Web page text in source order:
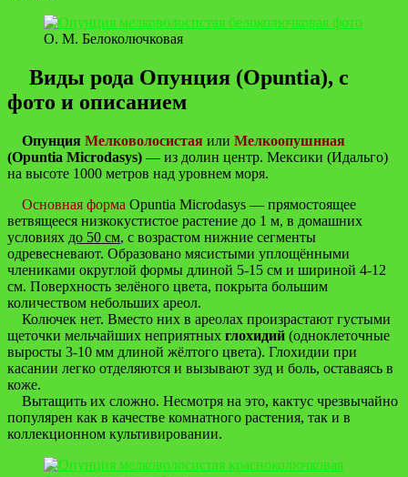
О. М. Белоколючковая
Виды рода Опунция (Opuntia), с
фото и описанием
Опунция Мелковолосистая или Мелкоопушнная
(Opuntia Microdasys) — из долин центр. Мексики (Идальго)
на высоте 1000 метров над уровнем моря.
Основная форма Opuntia Microdasys — прямостоящее
ветвящееся низкокустистое растение до 1 м, в домашних
условиях до 50 см, с возрастом нижние сегменты
одревесневают. Образовано мясистыми уплощёнными
члениками округлой формы длиной 5-15 см и шириной 4-12
см. Поверхность зелёного цвета, покрыта большим
количеством небольших ареол.
Колючек нет. Вместо них в ареолах произрастают густыми
щеточки мельчайших неприятных глохидий (одноклеточные
выросты 3-10 мм длиной жёлтого цвета). Глохидии при
касании легко отделяются и вызывают зуд и боль, оставаясь в
коже.
Вытащить их сложно. Несмотря на это, кактус чрезвычайно
популярен как в качестве комнатного растения, так и в
коллекционном культивировании.